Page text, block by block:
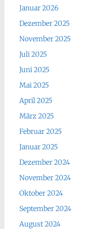
Januar 2026
Dezember 2025
November 2025
Juli 2025
Juni 2025
Mai 2025
April 2025
März 2025
Februar 2025
Januar 2025
Dezember 2024
November 2024
Oktober 2024
September 2024
August 2024